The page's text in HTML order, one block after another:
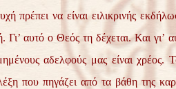
πρέπει να είναι ειλικρινής
Γι’ αυτό ο Θεός τη δέχεται. Και γι’
αδελφούς μας είναι
που πηγάζει από τα βάθη της